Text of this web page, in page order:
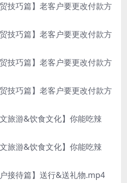
技巧篇】老客户要更改付款方
技巧篇】老客户要更改付款方
技巧篇】老客户要更改付款方
技巧篇】老客户要更改付款方
旅游&饮食文化】你能吃辣
旅游&饮食文化】你能吃辣
接待篇】送行&送礼物.mp4